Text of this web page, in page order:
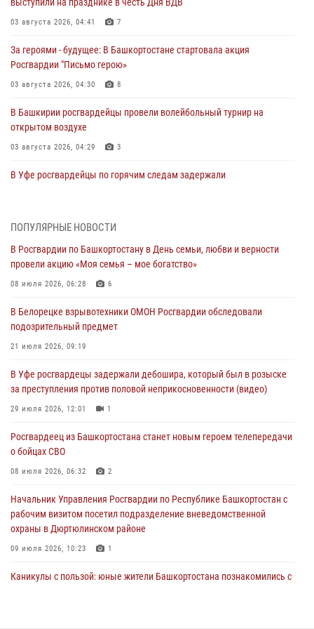
выступили на празднике в честь Дня ВДВ
03 августа 2026, 04:41 7
За героями - будущее: В Башкортостане стартовала акция
Росгвардии "Письмо герою»
03 августа 2026, 04:30 8
В Башкирии росгвардейцы провели волейбольный турнир на
открытом воздухе
03 августа 2026, 04:29 3
В Уфе росгвардейцы по горячим следам задержали
Башкортостана ответил на вопросы граждан
30 июля 2026, 12:54
за преступления против половой неприкосновенности (видео)
29 июля 2026, 12:01
Башкортостана проведет прямую линию
29 июля 2026, 10:52
Росгвардию
ПОПУЛЯРНЫЕ НОВОСТИ
В Росгвардии по Башкортостану в День семьи, любви и верности
провели акцию «Моя семья – мое богатство»
08 июля 2026, 06:28 6
В Белорецке взрывотехники ОМОН Росгвардии обследовали
подозрительный предмет
21 июля 2026, 09:19
В Уфе росгвардецы задержали дебошира, который был в розыске
за преступления против половой неприкосновенности (видео)
29 июля 2026, 12:01 1
Росгвардеец из Башкортостана станет новым героем телепередачи
о бойцах СВО
08 июля 2026, 06:32 2
Начальник Управления Росгвардии по Республике Башкортостан с
рабочим визитом посетил подразделение вневедомственной
охраны в Дюртюлинском районе
09 июля 2026, 10:23 1
Каникулы с пользой: юные жители Башкортостана познакомились с